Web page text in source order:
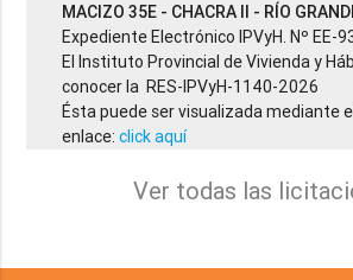
MACIZO 35E - CHACRA II - RÍO
Expediente Electrónico IPVyH. Nº EE-
El Instituto Provincial de Vivienda y
conocer la RES-IPVyH-1140-2026
Ésta puede ser visualizada mediante
enlace:click aquí
Ver todas las